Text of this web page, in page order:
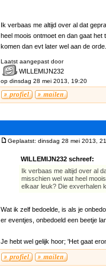
Ik verbaas me altijd over al dat
heel moois ontmoet en dan gaat
komen dan evt later wel aan de
Laatst aangepast door
WILLEMIJN232
op dinsdag 28 mei 2013, 19:20
Geplaatst: dinsdag 28 mei 2013,
WILLEMIJN232 schreef:
Ik verbaas me altijd over al
misschien wel wat heel
elkaar leuk? Die exverhalen
Wat ik zelf bedoelde, is als je
er eventjes, onbedoeld een beetje
Je hebt wel gelijk hoor; 'Het gaat